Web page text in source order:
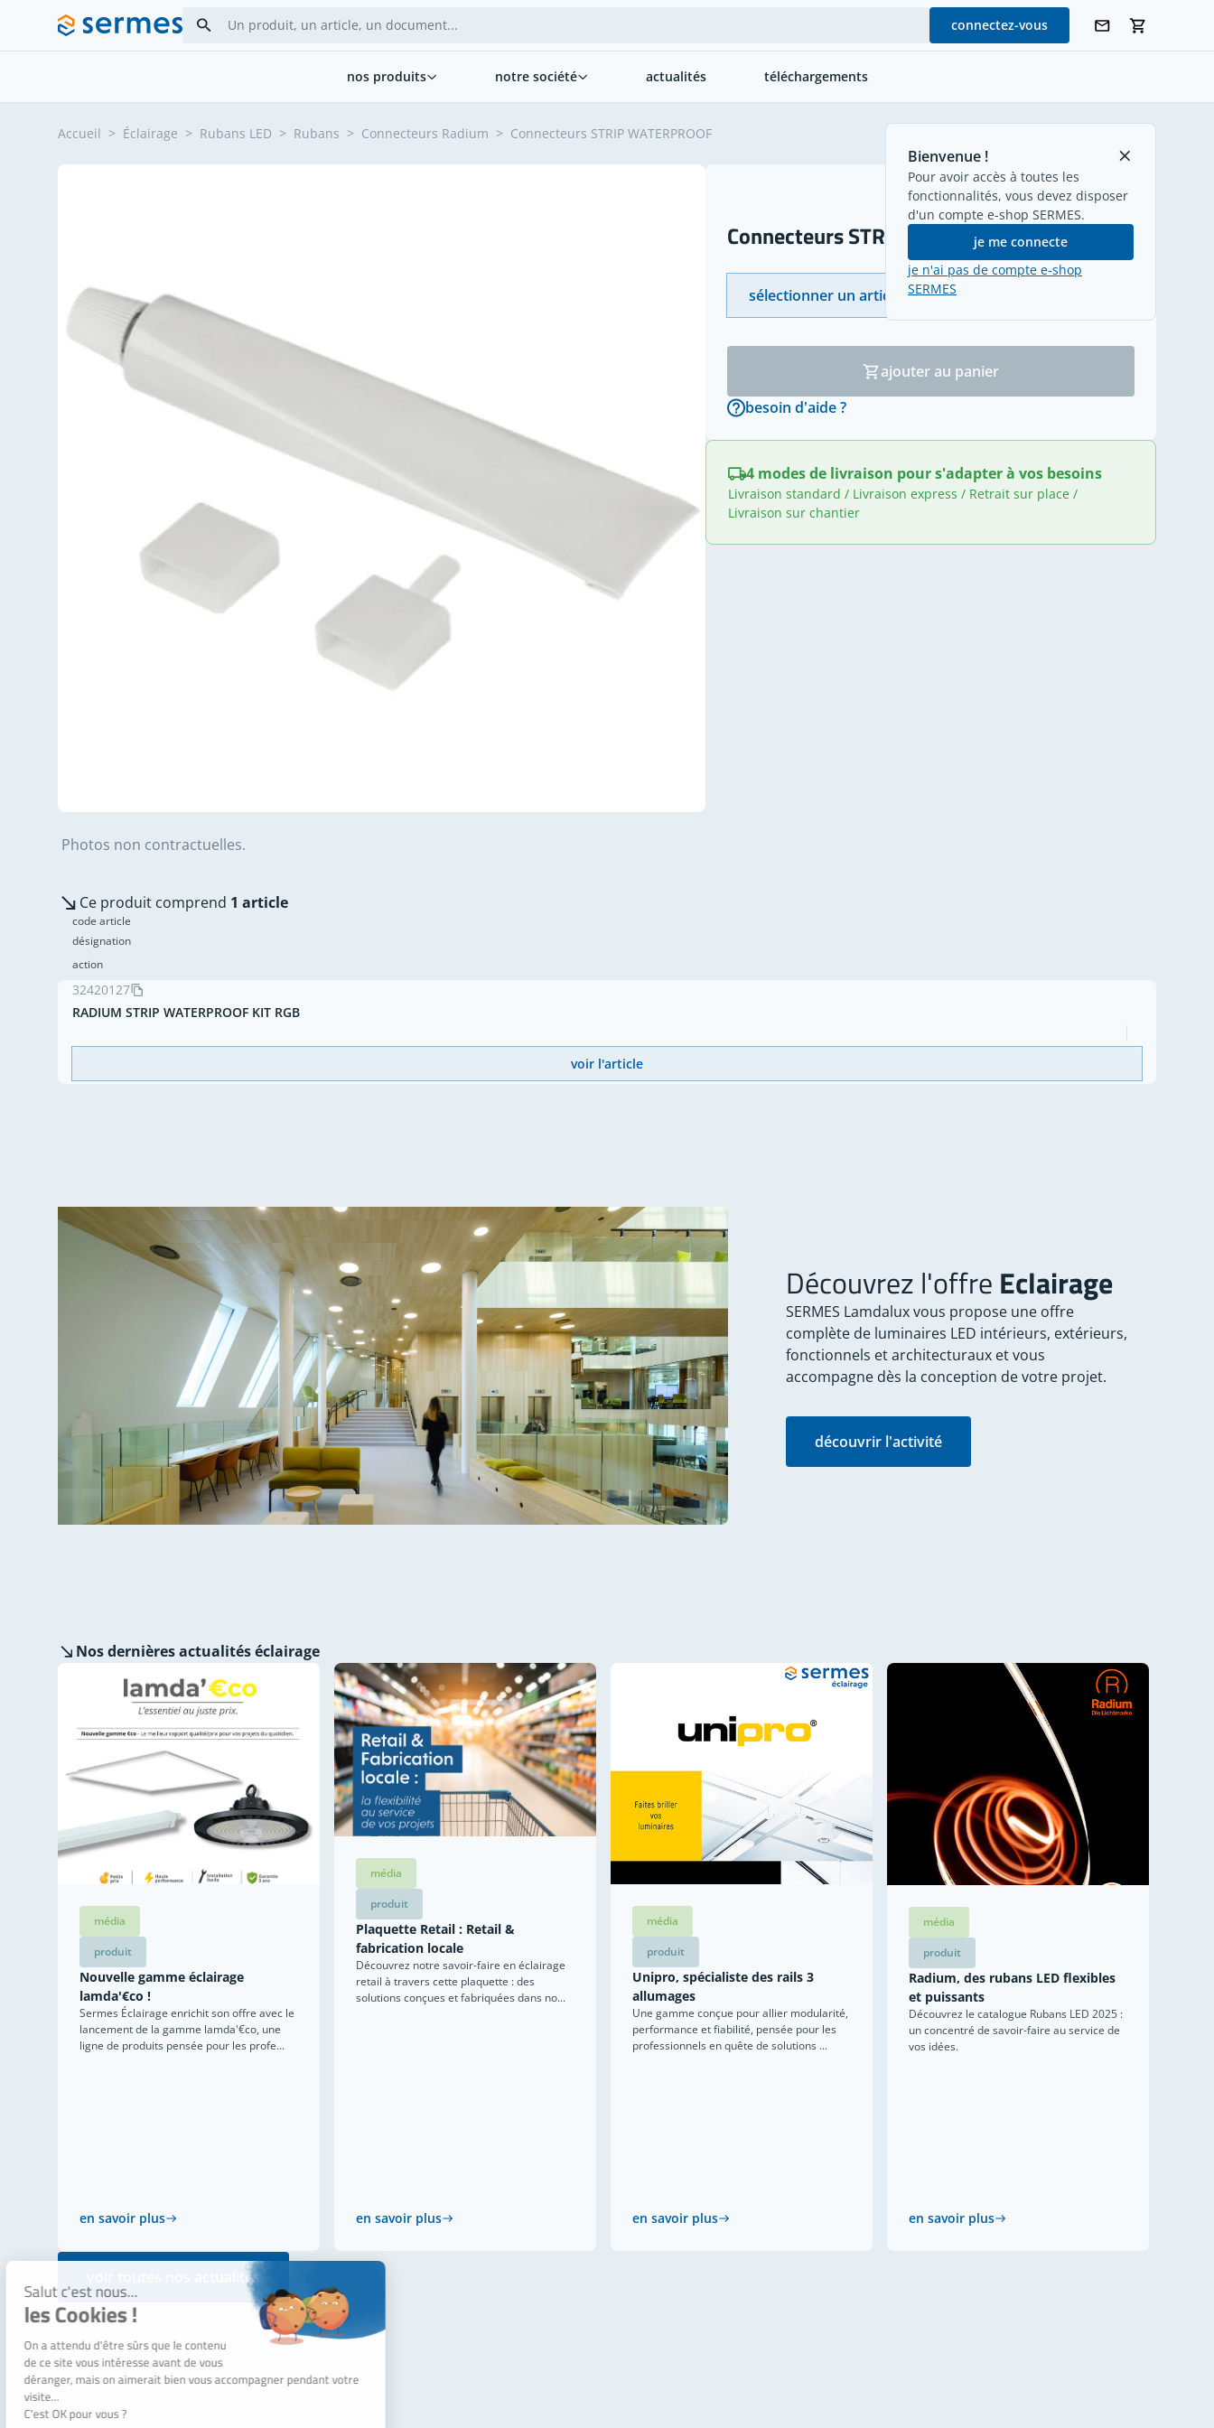
Allez au contenu
connectez-vous
Bienvenue !
Pour avoir accès à toutes les
fonctionnalités, vous devez disposer
d'un compte e-shop SERMES.
je me connecte
je n'ai pas de compte e-shop
SERMES
nos produits notre société actualités téléchargements
Accueil > Éclairage > Rubans LED > Rubans > Connecteurs Radium > Connecteurs STRIP WATERPROOF retour
Photos non contractuelles.
Connecteurs STRIP WATERPROOF
sélectionner un article
ajouter au panier
besoin d'aide ?
4 modes de livraison pour s'adapter à vos besoins
Livraison standard / Livraison express / Retrait sur place /
Livraison sur chantier
Ce produit comprend 1 article
code article
désignation
action
32420127
RADIUM STRIP WATERPROOF KIT RGB
voir l'article
Découvrez l'offre Eclairage
SERMES Lamdalux vous propose une offre
complète de luminaires LED intérieurs, extérieurs,
fonctionnels et architecturaux et vous
accompagne dès la conception de votre projet.
découvrir l'activité
Nos dernièresactualités éclairage
média
produit
Nouvelle gamme éclairage
lamda'€co !
Sermes Éclairage enrichit son offre avec le
lancement de la gamme lamda'€co, une
ligne de produits pensée pour les profe...
en savoir plus
média
produit
Plaquette Retail : Retail &
fabrication locale
Découvrez notre savoir-faire en éclairage
retail à travers cette plaquette : des
solutions conçues et fabriquées dans no...
en savoir plus
média
produit
Unipro, spécialiste des rails 3
allumages
Une gamme conçue pour allier modularité,
performance et fiabilité, pensée pour les
professionnels en quête de solutions ...
en savoir plus
média
produit
Radium, des rubans LED flexibles
et puissants
Découvrez le catalogue Rubans LED 2025 :
un concentré de savoir-faire au service de
vos idées.
en savoir plus
voir toutes nos actualités